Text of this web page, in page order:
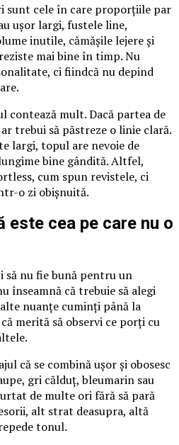
sunt cele în care proporțiile par
ușor largi, fustele line,
inutile, cămășile lejere și
mai bine în timp. Nu
ci fiindcă nu depind
contează mult. Dacă partea de
trebui să păstreze o linie clară.
largi, topul are nevoie de
bine gândită. Altfel,
cum spun revistele, ci
o zi obișnuită.
este cea pe care nu o
să nu fie bună pentru un
înseamnă că trebuie să alegi
nuanțe cuminți până la
merită să observi ce porți cu
că se combină ușor și obosesc
gri călduț, bleumarin sau
de multe ori fără să pară
alt strat deasupra, altă
tonul.